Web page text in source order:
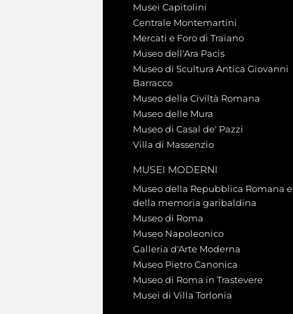
Musei Capitolini
Centrale Montemartini
Mercati e Foro di Traiano
Museo dell'Ara Pacis
Museo di Scultura Antica Giovanni
Barracco
Museo della Civiltà Romana
Museo delle Mura
Museo di Casal de' Pazzi
Villa di Massenzio
MUSEI MODERNI
Museo della Repubblica Romana e
della memoria garibaldina
Museo di Roma
Museo Napoleonico
Galleria d'Arte Moderna
Museo Pietro Canonica
Museo di Roma in Trastevere
Musei di Villa Torlonia